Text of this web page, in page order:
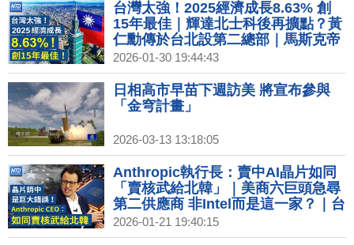
貨 開箱博客來實體書店
台灣太強！2025經濟成長8.63% 創
15年最佳｜輝達北士科後再擴點？黃
仁勳傳於台北設第二總部｜馬斯克帝
國整合？SpaceX傳擬與Tesla或xAI
合併｜川普週五宣布下任Fed主席！
傳屬意前Fed理事華許
2026-01-30 19:44:43
日相高市早苗下週訪美 將宣布參與
「金穹計畫」
2026-03-13 13:18:05
Anthropic執行長：賣中AI晶片如同
「賣核武給北韓」｜美商六巨頭急尋
第二供應商 非Intel而是這一家？｜台
灣搶先拿下晶片優惠 李在明：不能比
台灣差｜Netflix營收和獲利雙雙成長
2026-01-21 19:40:15